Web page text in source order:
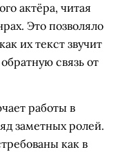
актёра, читая
Это позволяло
их текст звучит
связь от
работы в
заметных ролей.
как в